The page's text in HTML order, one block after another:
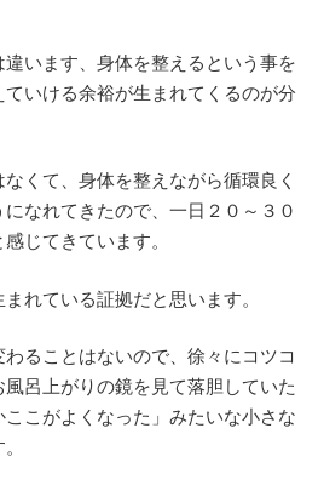
います、身体を整えるという事を
いける余裕が生まれてくるのが分
くて、身体を整えながら循環良く
なれてきたので、一日２０～３０
じてきています。
れている証拠だと思います。
ることはないので、徐々にコツコ
呂上がりの鏡を見て落胆していた
こがよくなった」みたいな小さな